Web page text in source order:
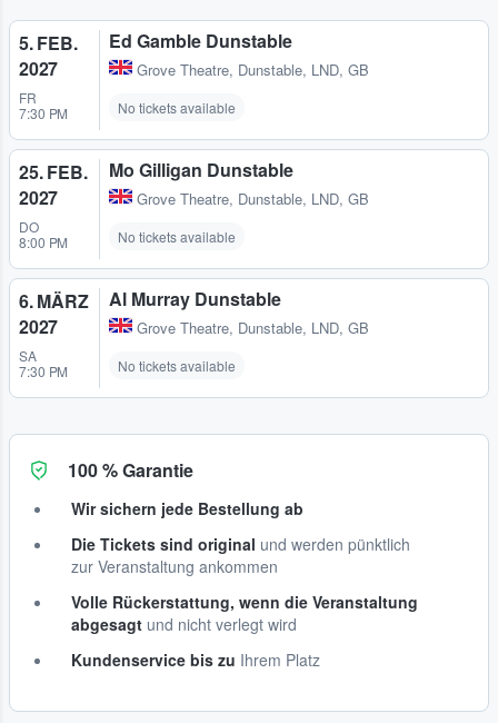
5. FEB.
2027
FR
7:30 PM
Ed Gamble Dunstable
Grove Theatre, Dunstable, LND, GB
No tickets available
25. FEB.
2027
DO
8:00 PM
Mo Gilligan Dunstable
Grove Theatre, Dunstable, LND, GB
No tickets available
6. MÄRZ
2027
SA
7:30 PM
Al Murray Dunstable
Grove Theatre, Dunstable, LND, GB
No tickets available
100 % Garantie
Wir sichern jede Bestellung ab
Die Tickets sind original und werden pünktlich
zur Veranstaltung ankommen
Volle Rückerstattung, wenn die Veranstaltung
abgesagt und nicht verlegt wird
Kundenservice bis zu Ihrem Platz